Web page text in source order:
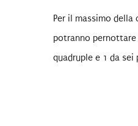
Per il massimo
potranno
quadruple e 1 da sei